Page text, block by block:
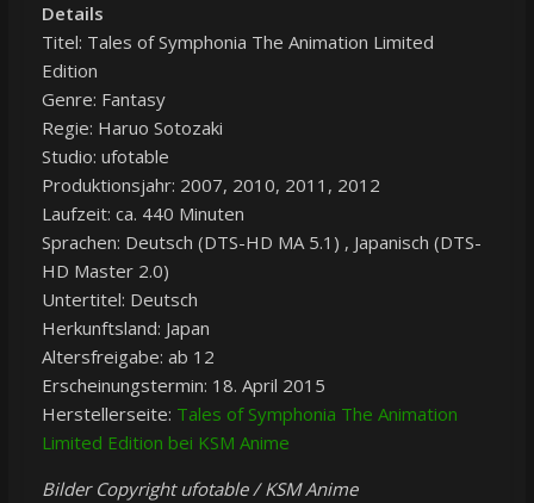
Details
Titel: Tales of Symphonia The Animation Limited
Edition
Genre: Fantasy
Regie: Haruo Sotozaki
Studio: ufotable
Produktionsjahr: 2007, 2010, 2011, 2012
Laufzeit: ca. 440 Minuten
Sprachen: Deutsch (DTS-HD MA 5.1) , Japanisch (DTS-
HD Master 2.0)
Untertitel: Deutsch
Herkunftsland: Japan
Altersfreigabe: ab 12
Erscheinungstermin: 18. April 2015
Herstellerseite: Tales of Symphonia The Animation
Limited Edition bei KSM Anime
Bilder Copyright ufotable / KSM Anime